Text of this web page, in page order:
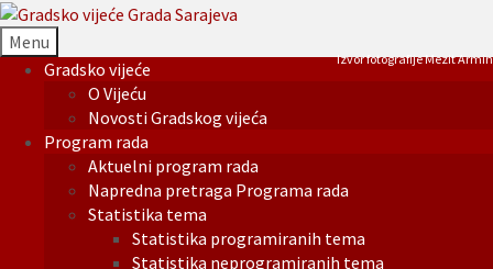
Menu
Gradsko vijeće
O Vijeću
Novosti Gradskog vijeća
Program rada
Aktuelni program rada
Napredna pretraga Programa rada
Statistika tema
Statistika programiranih tema
Statistika neprogramiranih tema
Izvor fotografije Mezit Armin